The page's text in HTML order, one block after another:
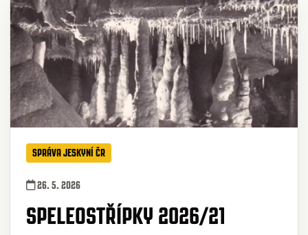
SPRÁVA JESKYNÍ ČR
26. 5. 2026
SPELEOSTŘÍPKY 2026/21